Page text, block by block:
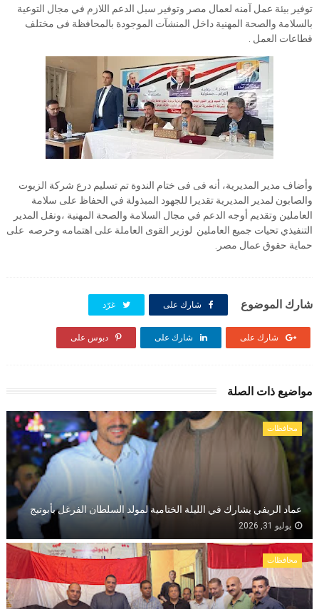
توفير بيئة عمل آمنه لعمال مصر وتوفير سبل الدعم اللازم في مجال التوعية
بالسلامة والصحة المهنية داخل المنشآت الموجودة بالمحافظة فى مختلف
قطاعات العمل .
وأضاف مدير المديرية، أنه فى فى ختام الندوة تم تسليم درع شركة الزيوت
والصابون لمدير المديرية تقديرا للجهود المبذولة في الحفاظ على سلامة
العاملين وتقديم أوجه الدعم في مجال السلامة والصحة المهنية ،ونقل المدير
التنفيذي تحيات جميع العاملين لوزير القوى العاملة على اهتمامه وحرصه على
حماية حقوق عمال مصر.
شارك الموضوع شارك على غرّد
شارك على شارك على دبوس على
مواضيع ذات الصلة
محافظات
عماد الريفي يشارك في الليلة الختامية لمولد السلطان الفرغل بأبوتيج
يوليو 31, 2026
محافظات